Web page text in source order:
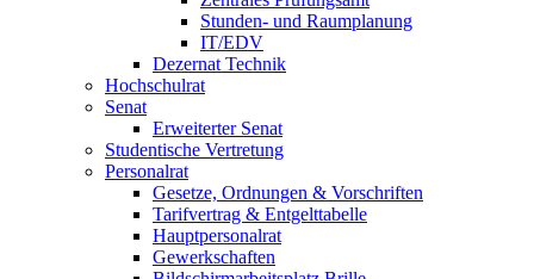
Stunden- und Raumplanung
IT/EDV
Dezernat Technik
Hochschulrat
Senat
Erweiterter Senat
Studentische Vertretung
Personalrat
Gesetze, Ordnungen & Vorschriften
Tarifvertrag & Entgelttabelle
Hauptpersonalrat
Gewerkschaften